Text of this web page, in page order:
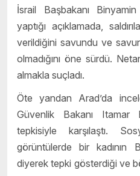
İsrail Başbakanı
yaptığı açıklamada,
verildiğini savundu ve
olmadığını öne sürdü.
almakla suçladı.
Öte yandan Arad’da
Güvenlik Bakanı Itamar
tepkisiyle karşılaştı.
görüntülerde bir kadının
diyerek tepki gösterdiği ve